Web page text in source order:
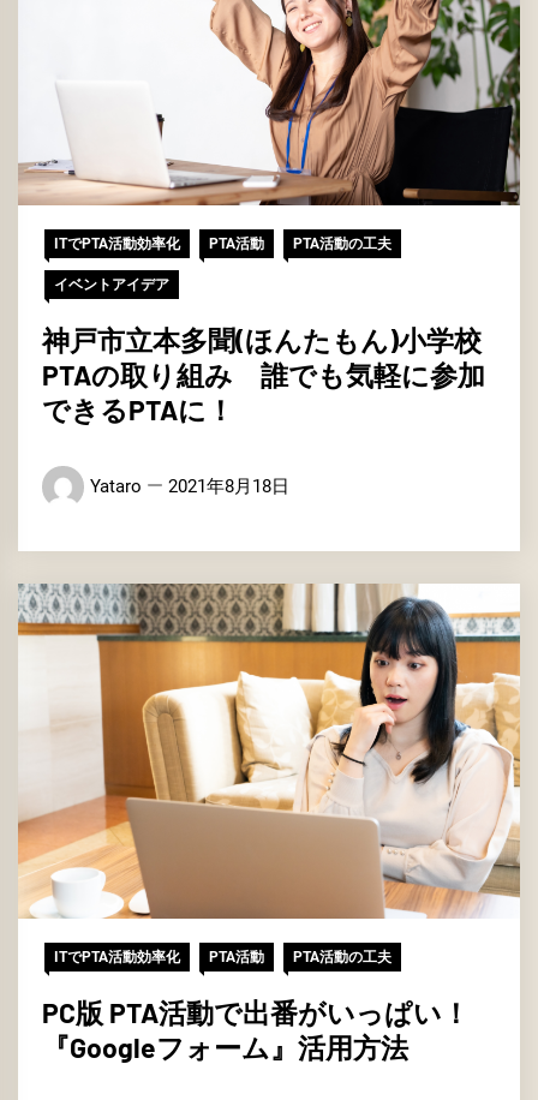
ITでPTA活動効率化 PTA活動 PTA活動の工夫
イベントアイデア
神戸市立本多聞(ほんたもん)小学校
PTAの取り組み 誰でも気軽に参加
できるPTAに！
Yataro 2021年8月18日
ITでPTA活動効率化 PTA活動 PTA活動の工夫
PC版 PTA活動で出番がいっぱい！
『Googleフォーム』活用方法